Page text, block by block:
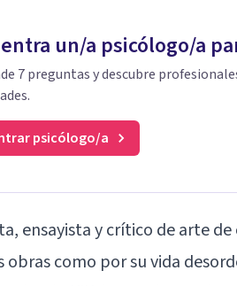
un/a psicólogo/a
7 preguntas y descubre
psicólogo/a
ensayista y crítico de arte
como por su vida